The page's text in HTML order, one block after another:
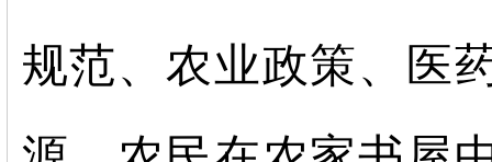
规范、农业政策、医